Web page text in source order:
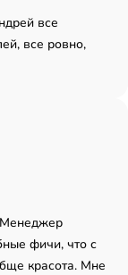
все
все ровно,
Менеджер
фичи, что с
красота. Мне